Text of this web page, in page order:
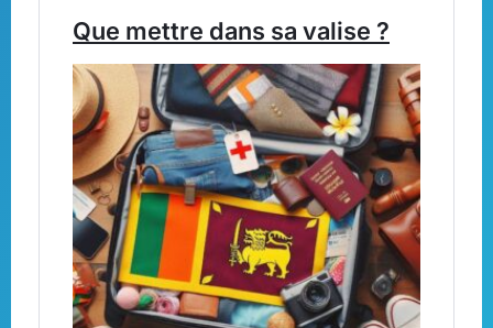
Que mettre dans sa valise ?